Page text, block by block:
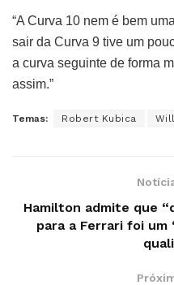
“A Curva 10 nem é bem
sair da Curva 9 tive um
a curva seguinte de forma
assim.”
Temas: Robert Kubica
Hamilton admite que
para a Ferrari foi um